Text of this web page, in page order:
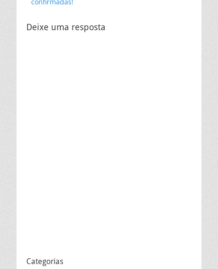
confirmadas!
Deixe uma resposta
Categorias